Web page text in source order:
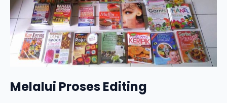
Melalui Proses Editing